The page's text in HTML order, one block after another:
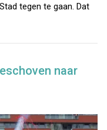
tegen te gaan. Dat
naar